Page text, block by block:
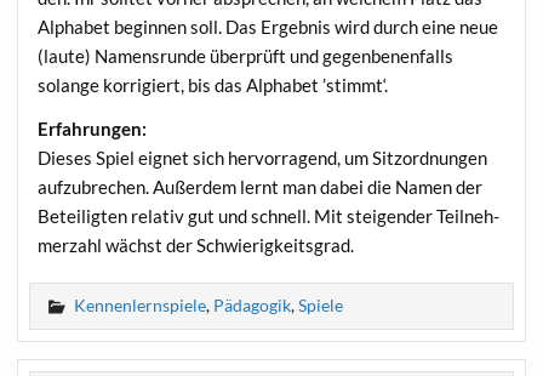
Alpha­bet begin­nen soll. Das Ergeb­nis wird durch eine neue
(lau­te) Namens­run­de über­prüft und gegen­be­nen­falls
solan­ge kor­ri­giert, bis das Alpha­bet ’stimmt‘.
Erfah­run­gen:
Die­ses Spiel eig­net sich her­vor­ra­gend, um Sitz­ord­nun­gen
auf­zu­bre­chen. Außer­dem lernt man dabei die Namen der
Betei­lig­ten rela­tiv gut und schnell. Mit stei­gen­der Teil­neh­
mer­zahl wächst der Schwierigkeitsgrad.
Kennenlernspiele, Pädagogik,Spiele